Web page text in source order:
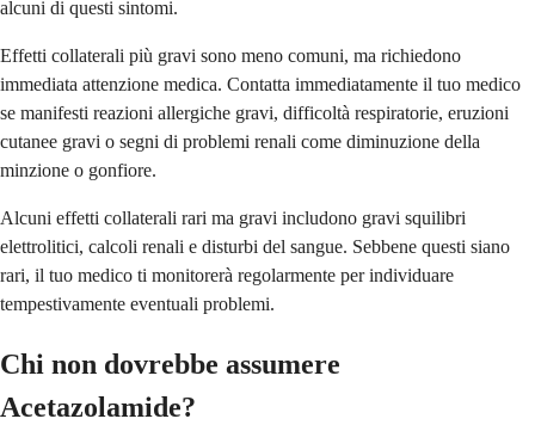
alcuni di questi sintomi.
Effetti collaterali più gravi sono meno comuni, ma richiedono
immediata attenzione medica. Contatta immediatamente il tuo medico
se manifesti reazioni allergiche gravi, difficoltà respiratorie, eruzioni
cutanee gravi o segni di problemi renali come diminuzione della
minzione o gonfiore.
Alcuni effetti collaterali rari ma gravi includono gravi squilibri
elettrolitici, calcoli renali e disturbi del sangue. Sebbene questi siano
rari, il tuo medico ti monitorerà regolarmente per individuare
tempestivamente eventuali problemi.
Chi non dovrebbe assumere
Acetazolamide?